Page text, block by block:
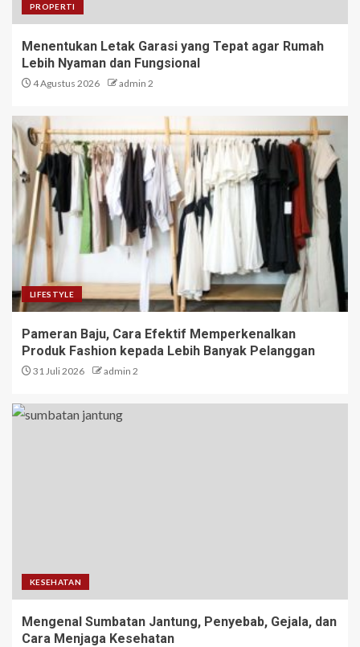
PROPERTI
Menentukan Letak Garasi yang Tepat agar Rumah
Lebih Nyaman dan Fungsional
4 Agustus 2026 admin 2
LIFESTYLE
Pameran Baju, Cara Efektif Memperkenalkan
Produk Fashion kepada Lebih Banyak Pelanggan
31 Juli 2026 admin 2
KESEHATAN
Mengenal Sumbatan Jantung, Penyebab, Gejala, dan
Cara Menjaga Kesehatan